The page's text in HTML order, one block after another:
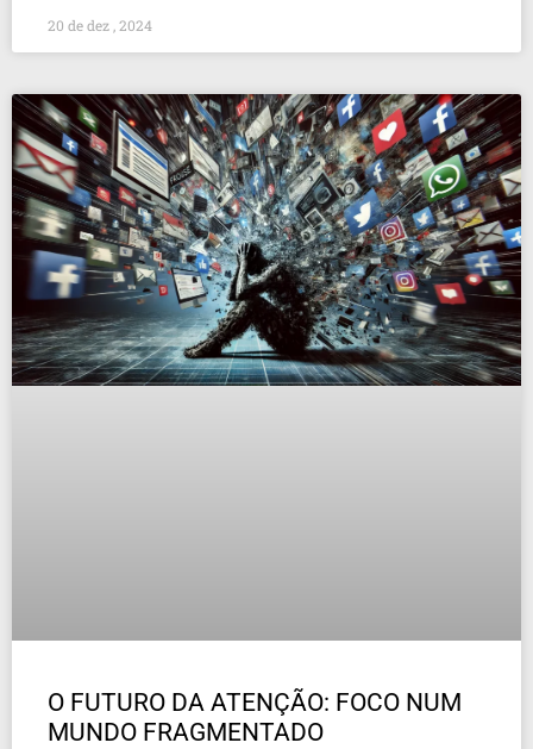
20 de dez , 2024
O FUTURO DA ATENÇÃO: FOCO NUM
MUNDO FRAGMENTADO